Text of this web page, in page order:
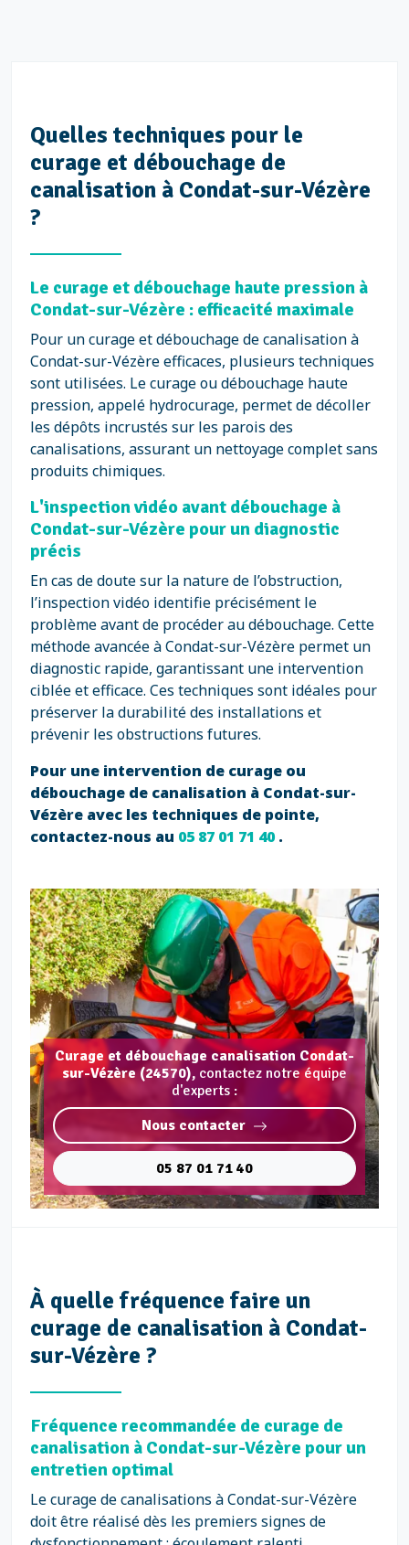
Quelles techniques pour le
curage et débouchage de
canalisation à Condat-sur-Vézère
?
Le curage et débouchage haute pression à
Condat-sur-Vézère : efficacité maximale
Pour un curage et débouchage de canalisation à
Condat-sur-Vézère efficaces, plusieurs techniques
sont utilisées. Le curage ou débouchage haute
pression, appelé hydrocurage, permet de décoller
les dépôts incrustés sur les parois des
canalisations, assurant un nettoyage complet sans
produits chimiques.
L'inspection vidéo avant débouchage à
Condat-sur-Vézère pour un diagnostic
précis
En cas de doute sur la nature de l’obstruction,
l’inspection vidéo identifie précisément le
problème avant de procéder au débouchage. Cette
méthode avancée à Condat-sur-Vézère permet un
diagnostic rapide, garantissant une intervention
ciblée et efficace. Ces techniques sont idéales pour
préserver la durabilité des installations et
prévenir les obstructions futures.
Pour une intervention de curage ou
débouchage de canalisation à Condat-sur-
Vézère avec les techniques de pointe,
contactez-nous au 05 87 01 71 40.
Curage et débouchage canalisation Condat-
sur-Vézère (24570), contactez notre équipe
d'experts :
Nous contacter
05 87 01 71 40
À quelle fréquence faire un
curage de canalisation à Condat-
sur-Vézère ?
Fréquence recommandée de curage de
canalisation à Condat-sur-Vézère pour un
entretien optimal
Le curage de canalisations à Condat-sur-Vézère
doit être réalisé dès les premiers signes de